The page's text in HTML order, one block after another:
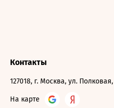
Контакты
127018, г. Москва, ул. Полковая,
На карте